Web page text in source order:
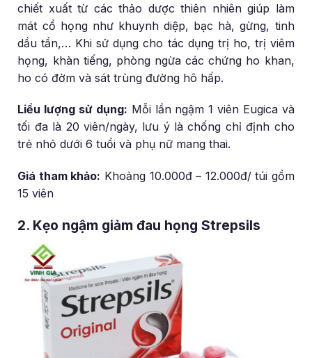
chiết xuất từ các thảo dược thiên nhiên giúp làm
mát cổ họng như khuynh diệp, bạc hà, gừng, tinh
dầu tần,… Khi sử dụng cho tác dụng trị ho, trị viêm
họng, khàn tiếng, phòng ngừa các chứng ho khan,
ho có đờm và sát trùng đường hô hấp.
Liều lượng sử dụng: Mỗi lần ngậm 1 viên Eugica và
tối đa là 20 viên/ngày, lưu ý là chống chỉ định cho
trẻ nhỏ dưới 6 tuổi và phụ nữ mang thai.
Giá tham khảo: Khoảng 10.000đ – 12.000đ/ túi gồm
15 viên
2. Kẹo ngậm giảm đau họng Strepsils